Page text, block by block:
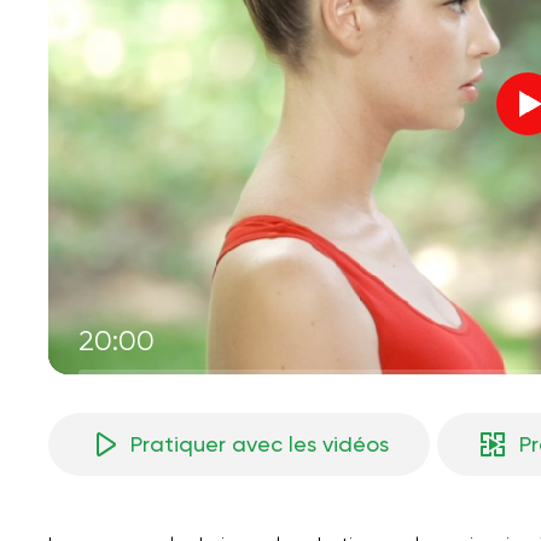
20:00
Pratiquer avec les vidéos